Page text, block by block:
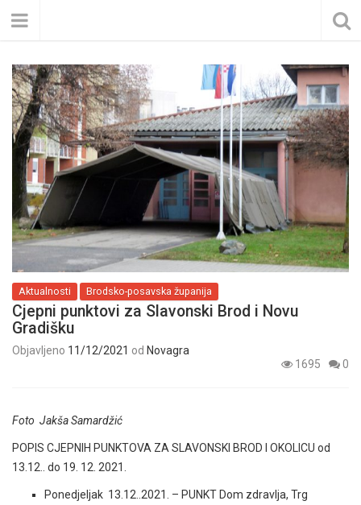
Aktualnosti Brodsko-posavska županija
Cjepni punktovi za Slavonski Brod i Novu
Gradišku
Objavljeno 11/12/2021 od Novagra
1695
0
Foto Jakša Samardžić
POPIS CJEPNIH PUNKTOVA ZA SLAVONSKI BROD I OKOLICU od
13.12.. do 19. 12. 2021.
Ponedjeljak 13.12..2021. – PUNKT Dom zdravlja, Trg